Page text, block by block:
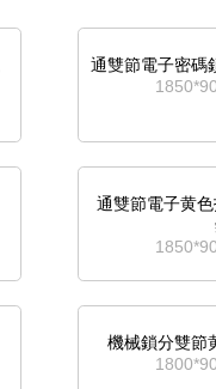
通雙節電子密碼
通雙節電子黄
機械鎖分雙節